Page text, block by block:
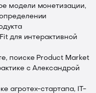
модели монетизации,
для интерактивной
поиске Product Market
с Александрой
агротех-стартапа, IT-